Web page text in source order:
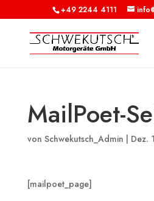
+49 2244 4111
MailPoet-
von Schwekutsch_Admin Dez.
[mailpoet_page]